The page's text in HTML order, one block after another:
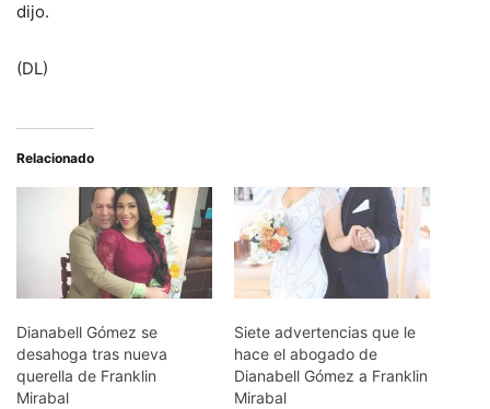
dijo.
(DL)
Relacionado
Dianabell Gómez se
desahoga tras nueva
querella de Franklin
Mirabal
Siete advertencias que le
hace el abogado de
Dianabell Gómez a Franklin
Mirabal